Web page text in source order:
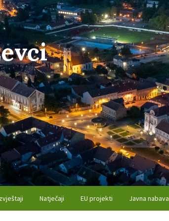
Natječaji EU projekti Javna nabava